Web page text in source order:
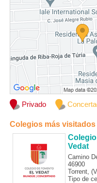
Privado
Colegios más visitados
Colegio
Vedat
Camino
46900
Torrent,
Tipo de